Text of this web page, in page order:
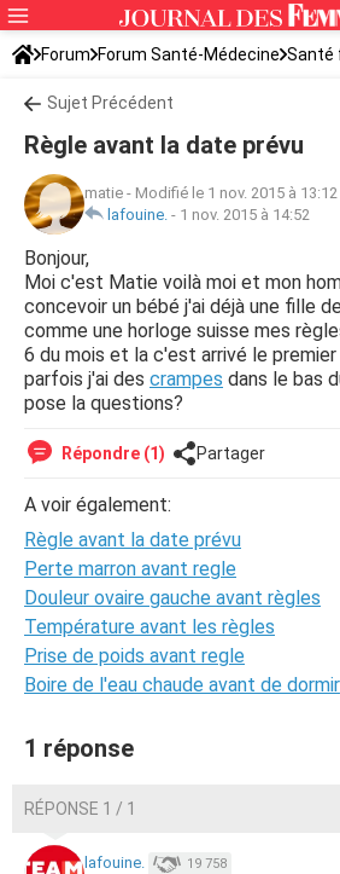
Forum Forum Santé-Médecine Santé
Tomber enceinte
Sujet Précédent
Règle avant la date prévu
matie - Modifié le 1 nov. 2015 à 13:12
lafouine. - 1 nov. 2015 à 14:52
Bonjour,
Moi c'est Matie voilà moi et mon
concevoir un bébé j'ai déjà une fille
comme une horloge suisse mes
6 du mois et la c'est arrivé le
parfois j'ai des crampes dans le bas
pose la questions?
Répondre (1) Partager
A voir également:
Règle avant la date prévu
Perte marron avant regle
Douleur ovaire gauche avant règles
Température avant les règles
Prise de poids avant regle
Boire de l'eau chaude avant de dormir
1 réponse
RÉPONSE 1 / 1
lafouine. 19 758